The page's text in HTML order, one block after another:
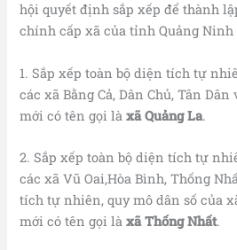
hội quyết định sắp xếp để thành
chính cấp xã của tỉnh Quảng Ninh
1. Sắp xếp toàn bộ diện tích tự
các xã Bằng Cả, Dân Chủ, Tân
mới có tên gọi làxãQuảng La.
2. Sắp xếp toàn bộ diện tích tự
các xã Vũ Oai,Hòa Bình, Thống
tích tự nhiên, quy mô dân số của
mới có tên gọi làxã Thống Nhất.